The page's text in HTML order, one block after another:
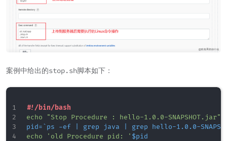
案例中给出的stop.sh脚本如下：
#!/bin/bash
echo
"Stop Procedure : hello-1.0.0-SNAPSHOT.jar"
pid=`ps -ef grep java grep hello-1.0.0-
echo
'old Procedure pid: ' $pid